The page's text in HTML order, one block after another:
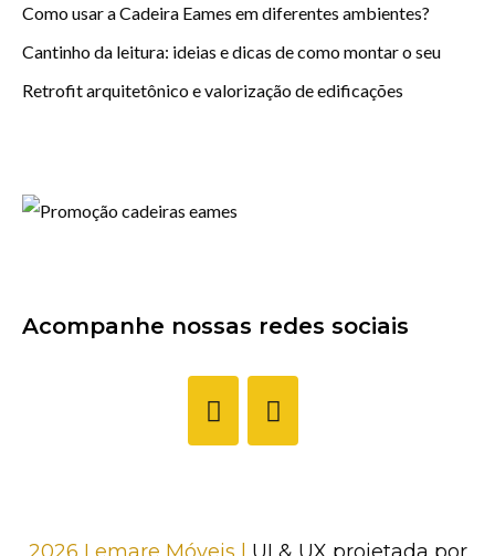
Como usar a Cadeira Eames em diferentes ambientes?
Cantinho da leitura: ideias e dicas de como montar o seu
Retrofit arquitetônico e valorização de edificações
Acompanhe nossas redes sociais